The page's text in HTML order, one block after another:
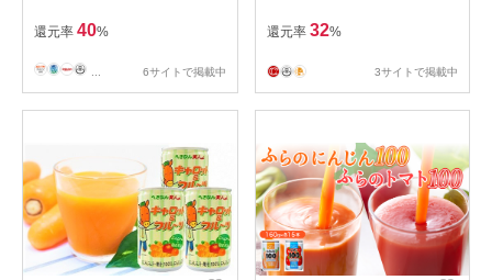
還元率 40%
6サイトで掲載中
還元率 32%
3サイトで掲載中